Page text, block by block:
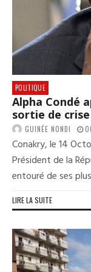
POLITIQUE
Alpha Condé
sortie de crise
GUINÉE NONDI
Conakry, le 14
Président de la
entouré de ses
LIRE LA SUITE